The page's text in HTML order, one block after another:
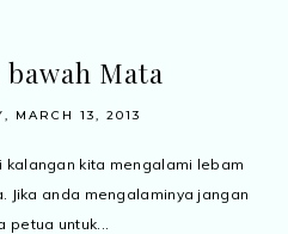
Mata
MARCH 13, 2013
kalangan kita mengalami lebam
Jika anda mengalaminya jangan
petua untuk...